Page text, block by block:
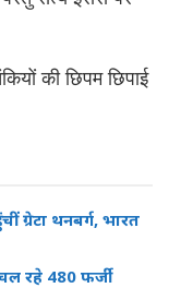
की छिपम छिपाई
ग्रेटा थनबर्ग, भारत
रहे 480 फर्जी